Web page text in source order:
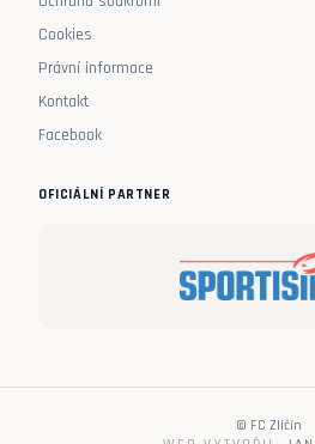
Cookies
Právní informace
Kontakt
Facebook
OFICIÁLNÍ PARTNER
© FC Zličín